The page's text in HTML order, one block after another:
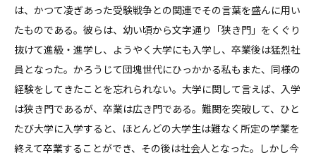
は、かつて凌ぎあった受験戦争との関連でその言葉を盛んに用い
たものである。彼らは、幼い頃から文字通り「狭き門」をくぐり
抜けて進級・進学し、ようやく大学にも入学し、卒業後は猛烈社
員となった。かろうじて団塊世代にひっかかる私もまた、同様の
経験をしてきたことを忘れられない。大学に関して言えば、入学
は狭き門であるが、卒業は広き門である。難関を突破して、ひと
たび大学に入学すると、ほとんどの大学生は難なく所定の学業を
終えて卒業することができ、その後は社会人となった。しかし今